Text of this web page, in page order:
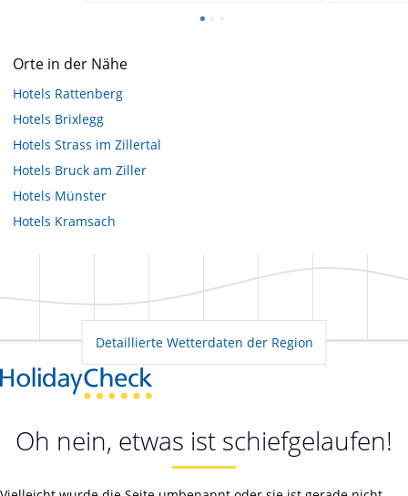
Orte in der Nähe
Hotels Rattenberg
Hotels Brixlegg
Hotels Strass im Zillertal
Hotels Bruck am Ziller
Hotels Münster
Hotels Kramsach
Detaillierte Wetterdaten der Region
Oh nein, etwas ist schiefgelaufen!